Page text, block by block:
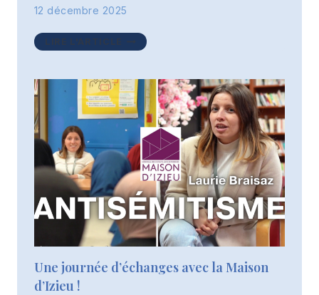
12 décembre 2025
EXPOSITION
4E
B
RETRACENT
L’HISTOIRE
DE
L’ESCLAVAGE
Une journée d’échanges avec la Maison
d’Izieu !